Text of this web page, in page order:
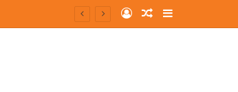
Log InRandom Article
Sidebar